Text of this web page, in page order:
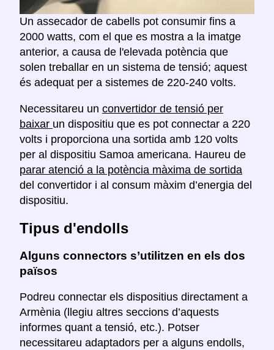
Un assecador de cabells pot consumir fins a
2000 watts, com el que es mostra a la imatge
anterior, a causa de l'elevada potència que
solen treballar en un sistema de tensió; aquest
és adequat per a sistemes de 220-240 volts.
Necessitareu un convertidor de tensió per
baixar un dispositiu que es pot connectar a 220
volts i proporciona una sortida amb 120 volts
per al dispositiu Samoa americana. Haureu de
parar atenció a la potència màxima de sortida
del convertidor i al consum màxim d’energia del
dispositiu.
Tipus d'endolls
Alguns connectors s’utilitzen en els dos
països
Podreu connectar els dispositius directament a
Armènia (llegiu altres seccions d’aquests
informes quant a tensió, etc.). Potser
necessitareu adaptadors per a alguns endolls,